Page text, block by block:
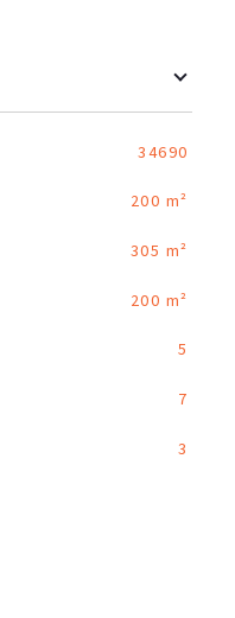
34690
200 m²
305 m²
200 m²
5
7
3